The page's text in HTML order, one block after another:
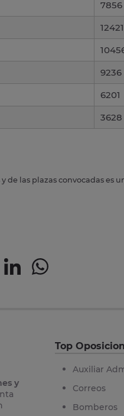
7856
12421
9236
6201
3628
de las plazas convocadas es
y
Top
Auxiliar
Correos
Bomberos